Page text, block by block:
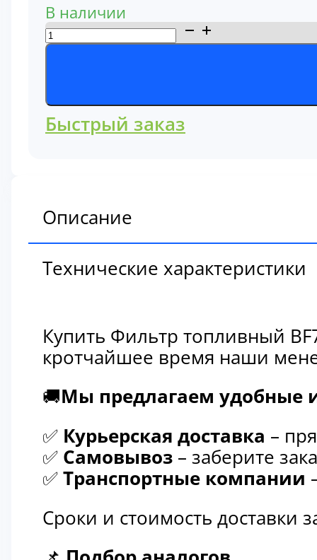
В наличии
Количество
товара
топливный
BF7966
Быстрый заказ
Описание
Технические характеристики
Купить Фильтр топливный
кротчайшее время наши
🚚Мы предлагаем удобные
✅ Курьерская доставка –
✅ Самовывоз – заберите
✅ Транспортные компании
Сроки и стоимость доставки